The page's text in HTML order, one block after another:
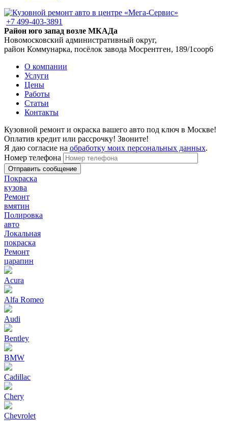
+7 499-403-3891
Район юго запад возле МКАДа
Новомосковский административный округ,
район Коммунарка, посёлок завода Мосрентген, 189/1соор6
О компании
Услуги
Цены
Работы
Статьи
Контакты
Кузовной ремонт и окраска вашего авто под ключ в Москве!
Оплатив кредит или рассрочку! Звоните!
Я даю согласие на обработку моих персональных данных.
Номер телефона
Покраска
кузова
Ремонт
вмятин
Полировка
авто
Локальная
покраска
Ремонт
царапин
Acura
Alfa Romeo
Audi
Bentley
BMW
Cadillac
Chery
Chevrolet